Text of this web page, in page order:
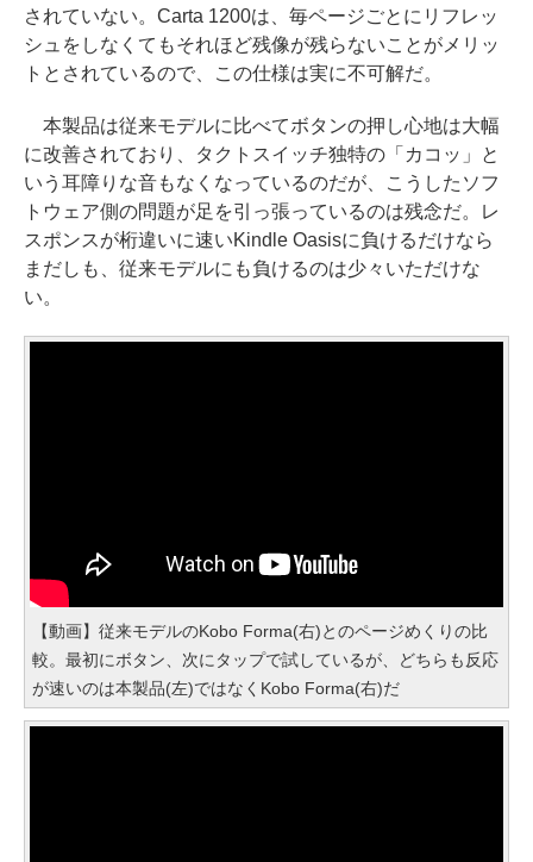
されていない。Carta 1200は、毎ページごとにリフレッ
シュをしなくてもそれほど残像が残らないことがメリッ
トとされているので、この仕様は実に不可解だ。
本製品は従来モデルに比べてボタンの押し心地は大幅
に改善されており、タクトスイッチ独特の「カコッ」と
いう耳障りな音もなくなっているのだが、こうしたソフ
トウェア側の問題が足を引っ張っているのは残念だ。レ
スポンスが桁違いに速いKindle Oasisに負けるだけなら
まだしも、従来モデルにも負けるのは少々いただけな
い。
【動画】従来モデルのKobo Forma(右)とのページめくりの比
較。最初にボタン、次にタップで試しているが、どちらも反応
が速いのは本製品(左)ではなくKobo Forma(右)だ